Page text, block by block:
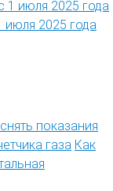
2025 года
показания
газа Как